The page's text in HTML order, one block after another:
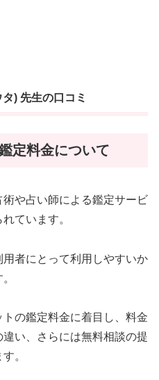
) 先生の口コミ
定料金について
や占い師による鑑定サービ
ています。
者にとって利用しやすいか
の鑑定料金に着目し、料金
い、さらには無料相談の提
。